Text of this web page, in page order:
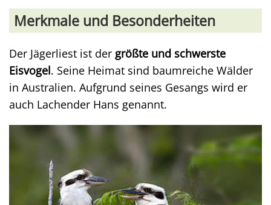
Merkmale und Besonderheiten
Der Jägerliest ist der größte und schwerste
Eisvogel. Seine Heimat sind baumreiche Wälder
in Australien. Aufgrund seines Gesangs wird er
auch Lachender Hans genannt.